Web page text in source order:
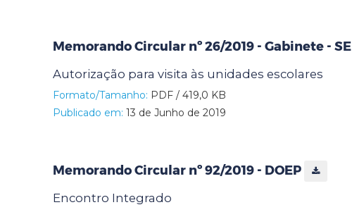
Memorando Circular nº 26/2019 - Gabinete - SE
Autorização para visita às unidades escolares
Formato/Tamanho: PDF / 419,0 KB
Publicado em: 13 de Junho de 2019
Memorando Circular nº 92/2019 - DOEP
Encontro Integrado